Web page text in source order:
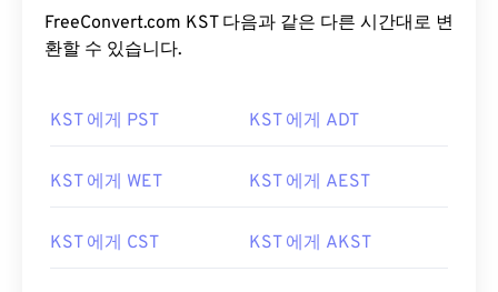
FreeConvert.com KST 다음과 같은 다른 시간대로 변
환할 수 있습니다.
KST 에게 PST KST 에게 ADT
KST 에게 WET KST 에게 AEST
KST 에게 CST KST 에게 AKST